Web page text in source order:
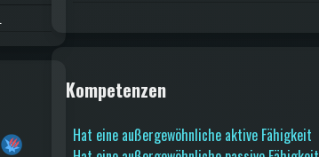
Kompetenzen
Hat eine außergewöhnliche aktive Fähigkeit